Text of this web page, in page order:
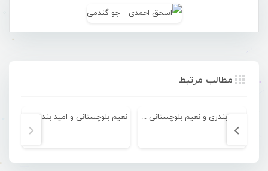
مطالب مرتبط
امید بندری و نعیم بلوچستانی – بارون